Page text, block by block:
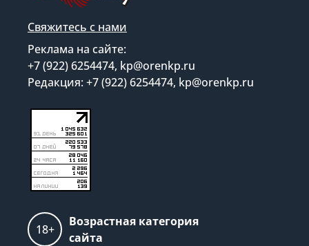
Свяжитесь с нами
Реклама на сайте:
+7 (922) 6254474, kp@orenkp.ru
Редакция: +7 (922) 6254474, kp@orenkp.ru
18+
Возрастная категория
сайта